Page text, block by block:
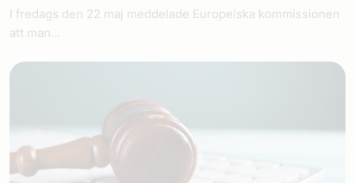
I fredags den 22 maj meddelade Europeiska kommissionen
att man...